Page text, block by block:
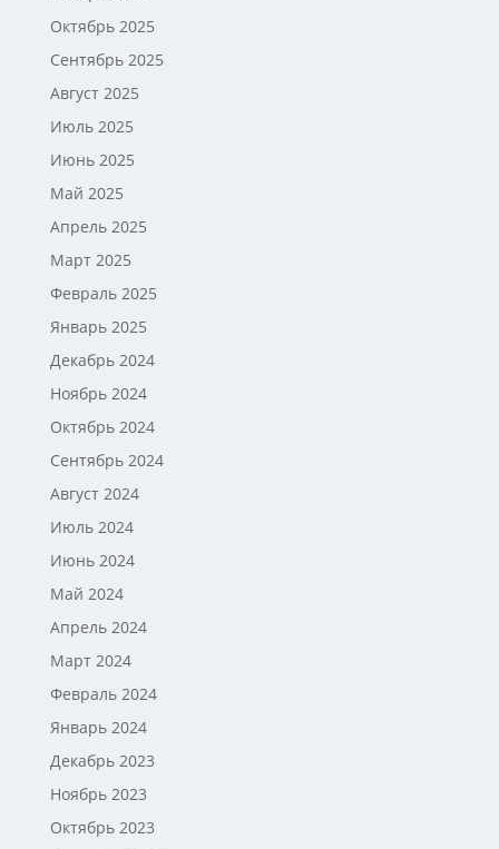
Октябрь 2025
Сентябрь 2025
Август 2025
Июль 2025
Июнь 2025
Май 2025
Апрель 2025
Март 2025
Февраль 2025
Январь 2025
Декабрь 2024
Ноябрь 2024
Октябрь 2024
Сентябрь 2024
Август 2024
Июль 2024
Июнь 2024
Май 2024
Апрель 2024
Март 2024
Февраль 2024
Январь 2024
Декабрь 2023
Ноябрь 2023
Октябрь 2023